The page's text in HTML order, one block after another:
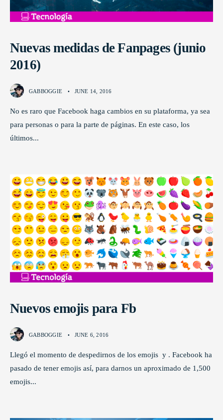
Nuevas medidas de Fanpages (junio
2016)
GABBOGGIE • JUNE 14, 2016
No es raro que Facebook haga cambios en su plataforma, ya sea
para personas o para la parte de páginas. En este caso, los
últimos...
Nuevos emojis para Fb
GABBOGGIE • JUNE 6, 2016
Llegó el momento de despedirnos de los emojis y . Facebook ha
pasado de tener emojis así, para darnos un aproximado de 1,500
emojis...